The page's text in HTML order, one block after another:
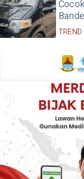
TREND